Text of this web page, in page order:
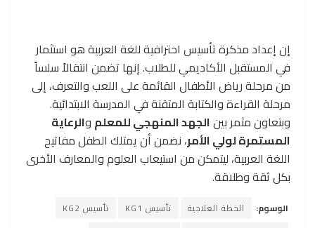
إن إعداد مذكرة تأسيس احترافية للغة العربية هو استثمار
في المستقبل الأكاديمي للطلاب. إنها تضمن انتقالاً سلساً
من مرحلة رياض الأطفال القائمة على اللعب والتعرف، إلى
مرحلة القراءة والكتابة المتقنة في المدرسة الابتدائية.
وبتعاون مثمر بينالجهد المنهجي للمعلم والرعاية
المستمرة لولي الأمر، نضمن أن يمتلك الطفل مفاتيح
اللغة العربية، ليتمكن من استيعاب العلوم والمعارف الأخرى
بكل ثقة وطلاقة.
الوسوم: الخطة العلاجية تأسيس KG1
تأسيس KG2